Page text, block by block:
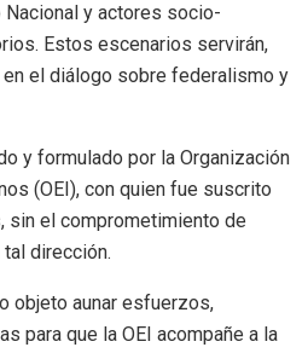
y actores socio-
Estos escenarios servirán,
el diálogo sobre federalismo y
y formulado por la Organización
(OEI), con quien fue suscrito
sin el comprometimiento de
dirección.
objeto aunar esfuerzos,
para que la OEI acompañe a la